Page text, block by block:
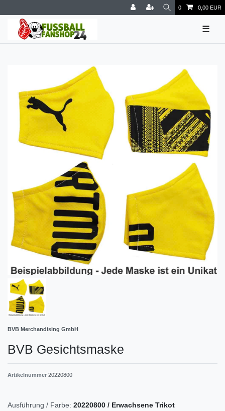
0 0,00 EUR
☰
BVB Merchandising GmbH
BVB Gesichtsmaske
Artikelnummer 20220800
Ausführung / Farbe: 20220800 / Erwachsene Trikot